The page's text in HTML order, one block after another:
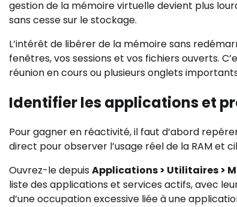
gestion de la mémoire virtuelle devient plus
sans cesse sur le stockage.
L’intérêt de libérer de la mémoire sans
fenêtres, vos sessions et vos fichiers ouverts.
réunion en cours ou plusieurs onglets
Identifier les applications et
Pour gagner en réactivité, il faut d’abord
direct pour observer l’usage réel de la RAM et
Ouvrez-le depuisApplications > Utilitaires >
liste des applications et services actifs, avec
d’une occupation excessive liée à une